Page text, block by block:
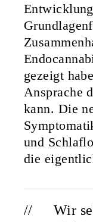
gezeigt
Ansprache
kann. Die
und
die
Wir